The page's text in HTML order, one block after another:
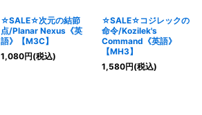
☆SALE☆次元の結節
点/Planar Nexus《英
語》【M3C】
1,080円(税込)
☆SALE☆コジレックの
命令/Kozilek's
Command《英語》
【MH3】
1,580円(税込)